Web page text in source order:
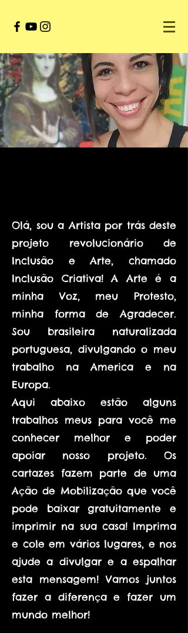
Olá, sou a Artista por trás deste
projeto revolucionário de
Inclusão e Arte, chamado
Inclusão Criativa! A Arte é a
minha Voz, meu Protesto,
minha forma de Agradecer.
Sou brasileira naturalizada
portuguesa, divulgando o meu
trabalho na America e na
Europa.
Aqui abaixo estão alguns
trabalhos meus para você me
conhecer melhor e poder
apoiar nosso projeto. Os
cartazes fazem parte de uma
Ação de Mobilização que você
pode baixar gratuitamente e
imprimir na sua casa! Imprima
e cole em vários lugares, e nos
ajude a divulgar e a espalhar
esta mensagem! Vamos juntos
fazer a diferença e fazer um
mundo melhor!